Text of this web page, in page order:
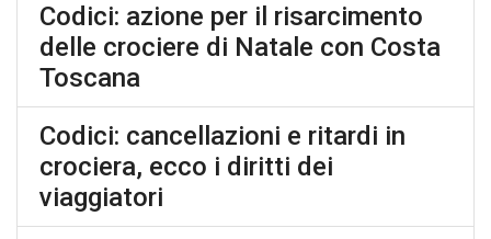
Codici: azione per il risarcimento
delle crociere di Natale con Costa
Toscana
Codici: cancellazioni e ritardi in
crociera, ecco i diritti dei
viaggiatori